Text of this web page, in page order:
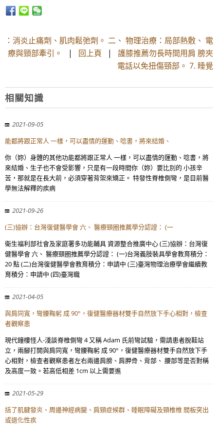
：消炎止痛劑、肌肉鬆弛劑。 二、 物理治療：局部熱敷、 電
療與頸部牽引。
| 回上頁 | 護膝推薦勿長時間用肩 膀夾
電話以免扭傷頸部。 7. 睡覺
相關知識
2021-09-05
能都將跟正常人 一樣，可以盡情的運動、唸書，將來結婚、
你（妳）身體的其他功能都將跟正常人 一樣，可以盡情的運動、唸書，將
來結婚、生子也不會受影響，只是有一段時間你（妳）要比別的 小孩辛
苦，那就是在長大前，必須穿著背架來矯正。 特發性脊椎側彎，是目前醫
學無法解釋的疾病
2021-09-26
(三)協辦：台灣復健醫學會 六、 醫療頸圈推薦學分認證： (一
衛生福利部社會及家庭署多功能輔具 資源整合推廣中心 (三)協辦：台灣復
健醫學會 六、 醫療頸圈推薦學分認證： (一)台灣義肢裝具學會教育積分：
20 點 (二)台灣復健醫學會教育積分：申請中 (三)臺灣物理治療學會繼續教
育積分：申請中 (四)臺灣職
2021-04-05
與肩同寬，彎腰鞠躬 成 90°，復健醫療器材雙手自然放下手心相對，檢查
者觀察患
現代鐘樓怪人-淺談脊椎側彎 4 又稱 Adam 氏前彎試驗，需請患者脫鞋站
立，兩腳打開與肩同寬，彎腰鞠躬 成 90°，復健醫療器材雙手自然放下手
心相對，檢查者觀察患者左右兩邊肩膀、肩胛骨、背部、 腰部等是否對稱
及高度一致。若高低相差 1cm 以上需要進
2021-05-29
括了肌腱發炎、周邊神經病變、肩頸症候群、睡眠障礙及頸椎椎 間板突出
或退化性疾